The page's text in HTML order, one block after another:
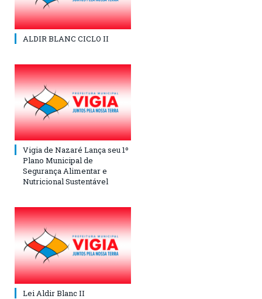
ALDIR BLANC CICLO II
Vigia de Nazaré Lança seu 1º
Plano Municipal de
Segurança Alimentar e
Nutricional Sustentável
Lei Aldir Blanc II